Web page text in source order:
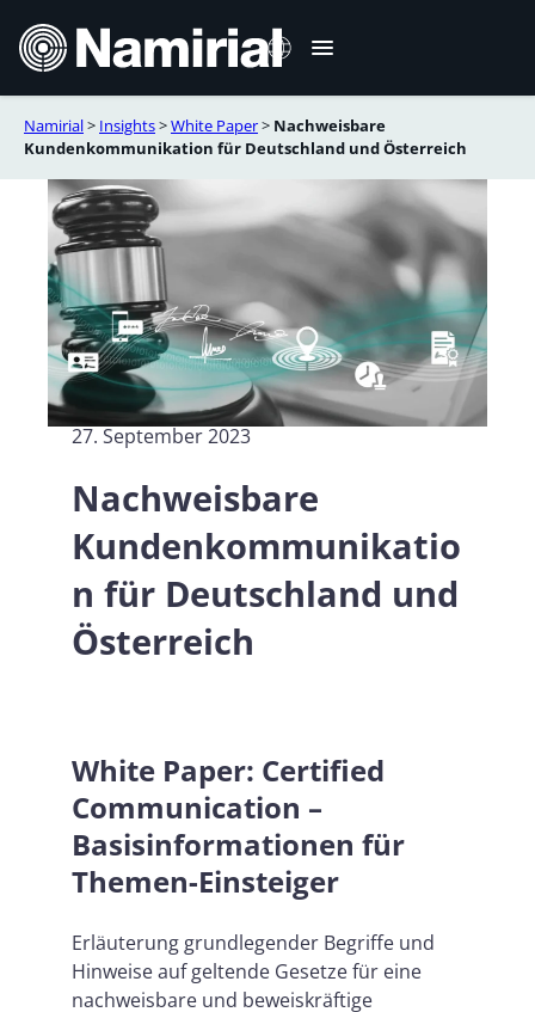
Inhalt
springen
Italiano
Français
Română
Português
Namirial> Insights>White Paper> Nachweisbare
Kundenkommunikation für Deutschland und Österreich
27. September 2023
Nachweisbare
Kundenkommunikatio
n für Deutschland und
Österreich
White Paper: Certified
Communication –
Basisinformationen für
Themen-Einsteiger
Erläuterung grundlegender Begriffe und
Hinweise auf geltende Gesetze für eine
nachweisbare und beweiskräftige